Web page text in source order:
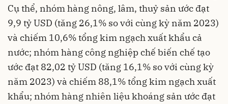
Cụ thể, nhóm hàng nông, lâm, thuỷ sản ước đạt
9,9 tỷ USD (tăng 26,1% so với cùng kỳ năm 2023)
và chiếm 10,6% tổng kim ngạch xuất khẩu cả
nước; nhóm hàng công nghiệpchế biến chế tạo
ước đạt 82,02 tỷ USD (tăng 16,1% so với cùng kỳ
năm 2023) và chiếm 88,1% tổng kim ngạch xuất
khẩu; nhóm hàng nhiên liệu khoáng sản ước đạt